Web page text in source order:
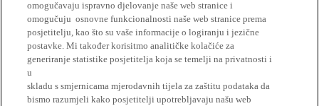
omogučavaju ispravno djelovanje naše web stranice i
omogučuju osnovne funkcionalnosti naše web stranice prema
posjetitelju, kao što su vaše informacije o logiranju i jezične
postavke. Mi također korisitmo analitičke kolačiće za
generiranje statistike posjetitelja koja se temelji na privatnosti i
u
skladu s smjernicama mjerodavnih tijela za zaštitu podataka da
bismo razumjeli kako posjetitelji upotrebljavaju našu web